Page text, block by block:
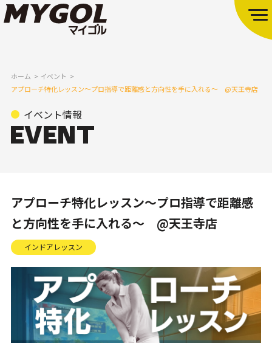
ホーム
イベント
アプローチ特化レッスン～プロ指導で距離感と方向性を手に入れる～ @天王寺店
イベント情報
アプローチ特化レッスン～プロ指導で距離感
と方向性を手に入れる～ @天王寺店
インドアレッスン